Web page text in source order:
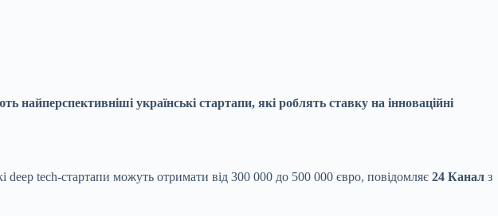
українські стартапи, які роблять ставку на інноваційні
deep tech-стартапи можуть отримати від 300 000 до 500 000 євро, повідомляє 24 Канал з